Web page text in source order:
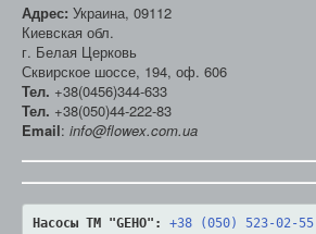
Адрес: Украина, 09112
Киевская обл.
г. Белая Церковь
Сквирское шоссе, 194, оф. 606
Тел. +38(0456)344-633
Тел. +38(050)44-222-83
Email: info@flowex.com.ua
Насосы ТМ "GEHO":
+38 (050) 523-02-55